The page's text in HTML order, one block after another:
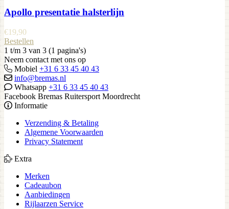
Apollo presentatie halsterlijn
€19,90
Bestellen
1 t/m 3 van 3 (1 pagina's)
Neem contact met ons op
Mobiel +31 6 33 45 40 43
info@bremas.nl
Whatsapp +31 6 33 45 40 43
Facebook Bremas Ruitersport Moordrecht
Informatie
Verzending & Betaling
Algemene Voorwaarden
Privacy Statement
Extra
Merken
Cadeaubon
Aanbiedingen
Rijlaarzen Service